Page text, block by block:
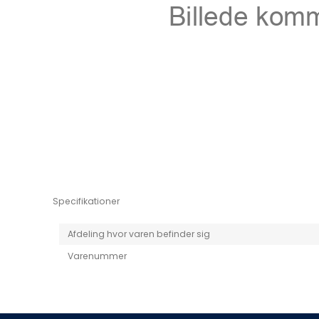
Niro EV
Specifikationer
Afdeling hvor varen befinder sig
Varenummer